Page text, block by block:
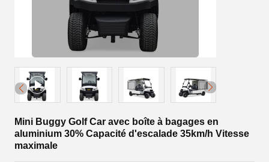
Mini Buggy Golf Car avec boîte à bagages en
aluminium 30% Capacité d'escalade 35km/h Vitesse
maximale